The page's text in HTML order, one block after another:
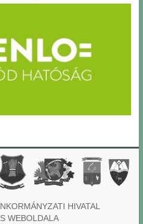
HIVATAL
WEBOLDALA